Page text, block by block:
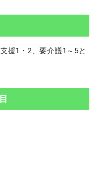
援1・2、要介護1～5と